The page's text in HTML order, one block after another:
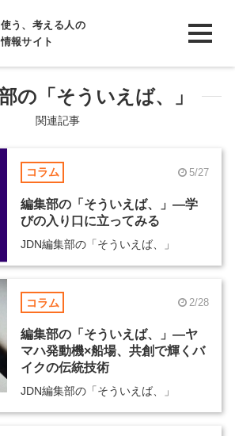
う、考える人の
報サイト
の「そういえば、」
関連記事
コラム 5/27
編集部の「そういえば、」―学
びの入り口に立ってみる
JDN編集部の「そういえば、」
コラム 2/28
編集部の「そういえば、」―ヤ
マハ発動機×船場、共創で輝くバ
イクの伝統技術
JDN編集部の「そういえば、」